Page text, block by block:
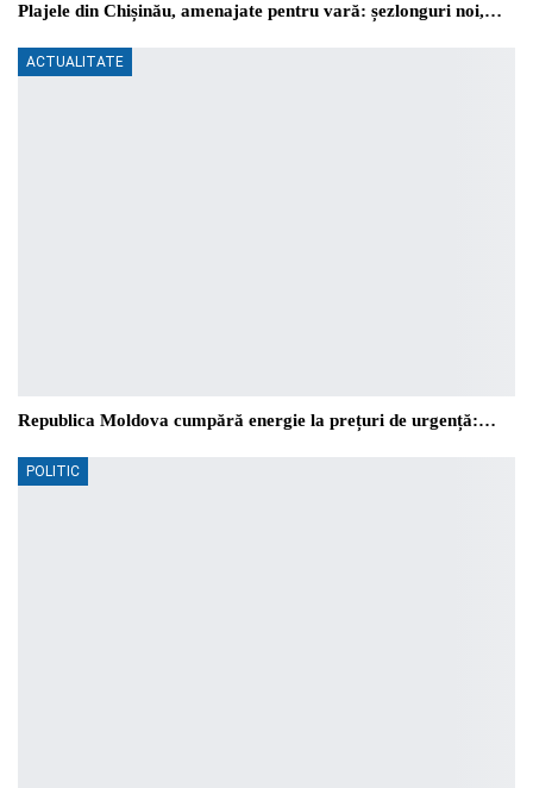
Plajele din Chișinău, amenajate pentru vară: șezlonguri noi,…
ACTUALITATE
Republica Moldova cumpără energie la prețuri de urgență:…
POLITIC